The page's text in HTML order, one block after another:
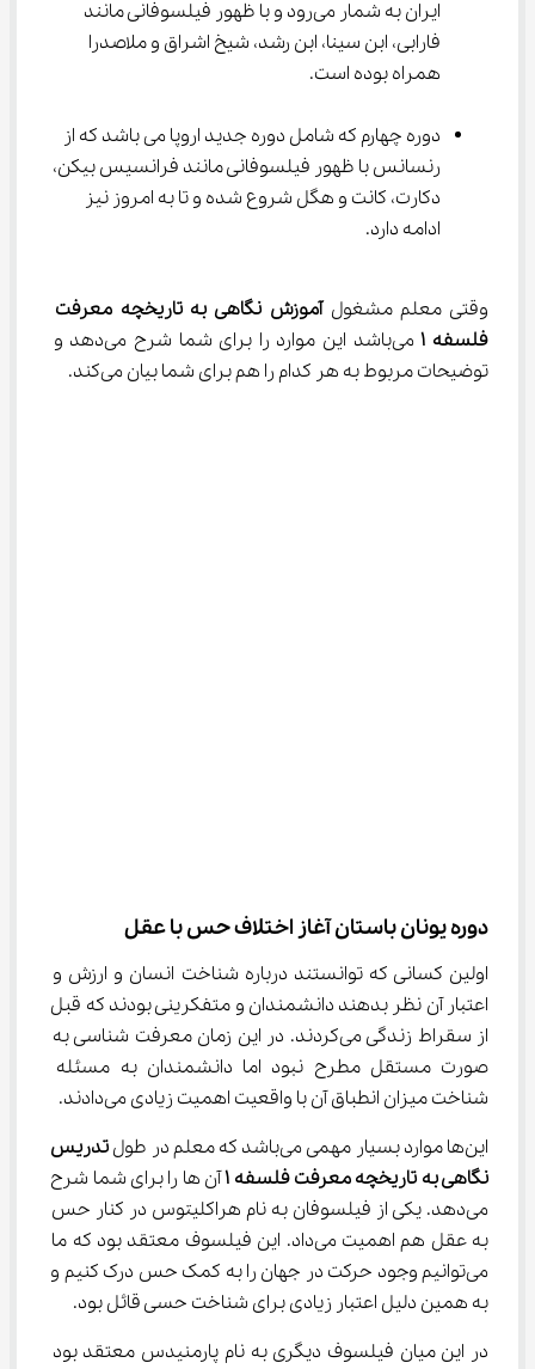
ایران به شمار می‌رود و با ظهور فیلسوفانی مانند
فارابی، ابن سینا، ابن رشد، شیخ اشراق و ملاصدرا
همراه بوده است.
دوره چهارم که شامل دوره جدید اروپا می باشد که از
رنسانس با ظهور فیلسوفانی مانند فرانسیس بیکن،
دکارت، کانت و هگل شروع شده و تا به امروز نیز
ادامه دارد.
وقتی معلم مشغول آموزش نگاهی به تاریخچه معرفت
فلسفه ۱
می‌باشد این موارد را برای شما شرح می‌دهد و
توضیحات مربوط به هر کدام را هم برای شما بیان می‌کند.
دوره یونان باستان آغاز اختلاف حس با عقل
اولین کسانی که توانستند درباره شناخت انسان و ارزش و
اعتبار آن نظر بدهند دانشمندان و متفکرینی بودند که قبل
از سقراط زندگی می‌کردند. در این زمان معرفت شناسی به
صورت مستقل مطرح نبود اما دانشمندان به مسئله
شناخت میزان انطباق آن با واقعیت اهمیت زیادی می‌دادند.
این‌ها موارد بسیار مهمی می‌باشد که معلم در طول
تدریس
نگاهی به تاریخچه معرفت فلسفه ۱ آن ها را برای شما شرح
می‌دهد. یکی از فیلسوفان به نام هراکلیتوس در کنار حس
به عقل هم اهمیت می‌داد. این فیلسوف معتقد بود که ما
می‌توانیم وجود حرکت در جهان را به کمک حس درک کنیم و
به همین دلیل اعتبار زیادی برای شناخت حسی قائل بود.
در این میان فیلسوف دیگری به نام پارمنیدس معتقد بود